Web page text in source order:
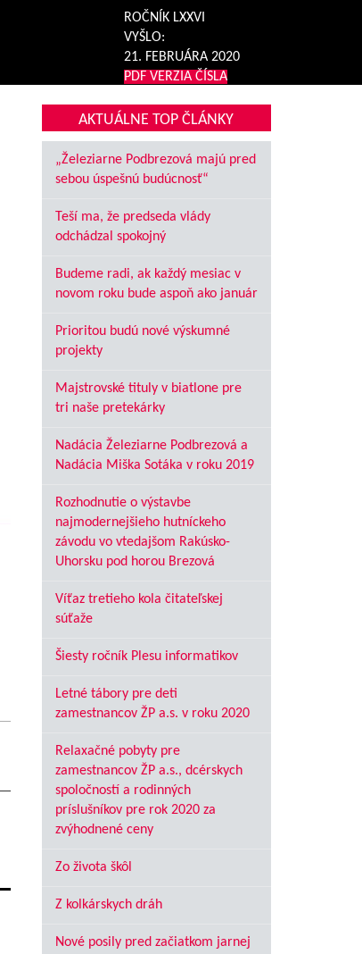
ROČNÍK LXXVI
VYŠLO:
21. FEBRUÁRA 2020
PDF VERZIA ČÍSLA
AKTUÁLNE TOP ČLÁNKY
„Železiarne Podbrezová majú pred
sebou úspešnú budúcnosť“
Teší ma, že predseda vlády
odchádzal spokojný
Budeme radi, ak každý mesiac v
novom roku bude aspoň ako január
Prioritou budú nové výskumné
projekty
Majstrovské tituly v biatlone pre
tri naše pretekárky
Nadácia Železiarne Podbrezová a
Nadácia Miška Sotáka v roku 2019
Rozhodnutie o výstavbe
najmodernejšieho hutníckeho
závodu vo vtedajšom Rakúsko-
Uhorsku pod horou Brezová
Víťaz tretieho kola čitateľskej
súťaže
Šiesty ročník Plesu informatikov
Letné tábory pre deti
zamestnancov ŽP a.s. v roku 2020
Relaxačné pobyty pre
zamestnancov ŽP a.s., dcérskych
spoločností a rodinných
príslušníkov pre rok 2020 za
zvýhodnené ceny
Zo života škôl
Z kolkárskych dráh
Nové posily pred začiatkom jarnej